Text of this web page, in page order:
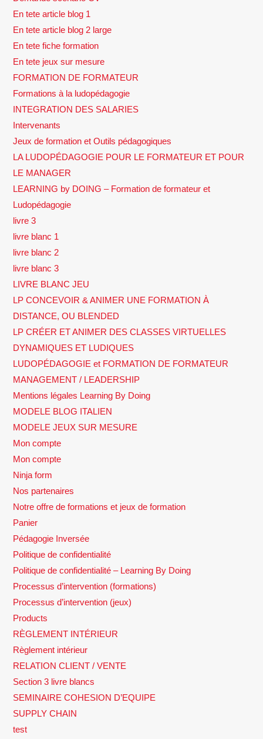
En tete article blog 1
En tete article blog 2 large
En tete fiche formation
En tete jeux sur mesure
FORMATION DE FORMATEUR
Formations à la ludopédagogie
INTEGRATION DES SALARIES
Intervenants
Jeux de formation et Outils pédagogiques
LA LUDOPÉDAGOGIE POUR LE FORMATEUR ET POUR
LE MANAGER
LEARNING by DOING – Formation de formateur et
Ludopédagogie
livre 3
livre blanc 1
livre blanc 2
livre blanc 3
LIVRE BLANC JEU
LP CONCEVOIR & ANIMER UNE FORMATION À
DISTANCE, OU BLENDED
LP CRÉER ET ANIMER DES CLASSES VIRTUELLES
DYNAMIQUES ET LUDIQUES
LUDOPÉDAGOGIE et FORMATION DE FORMATEUR
MANAGEMENT / LEADERSHIP
Mentions légales Learning By Doing
MODELE BLOG ITALIEN
MODELE JEUX SUR MESURE
Mon compte
Mon compte
Ninja form
Nos partenaires
Notre offre de formations et jeux de formation
Panier
Pédagogie Inversée
Politique de confidentialité
Politique de confidentialité – Learning By Doing
Processus d’intervention (formations)
Processus d’intervention (jeux)
Products
RÈGLEMENT INTÉRIEUR
Règlement intérieur
RELATION CLIENT / VENTE
Section 3 livre blancs
SEMINAIRE COHESION D’EQUIPE
SUPPLY CHAIN
test